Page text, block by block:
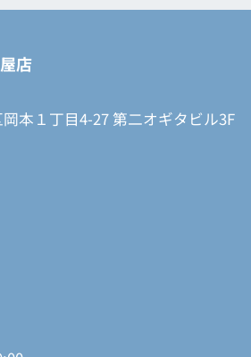
店
本１丁目4-27 第二オギタビル3F